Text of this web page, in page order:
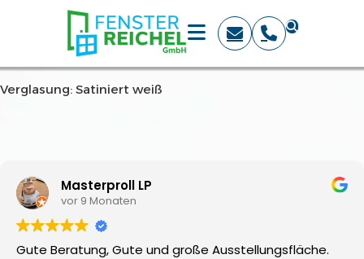
Verglasung: Satiniert weiß
Masterproll LP
vor 9 Monaten
Gute Beratung, Gute und große Ausstellungsfläche.